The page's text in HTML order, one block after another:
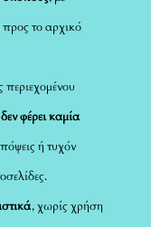
προς το αρχικό
δεν φέρει καμία
ή τυχόν
, χωρίς χρήση